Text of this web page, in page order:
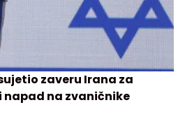
zaveru Irana za
napad na zvaničnike